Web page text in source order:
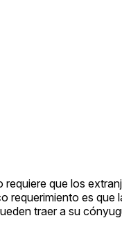
que los
requerimiento es
traer a su